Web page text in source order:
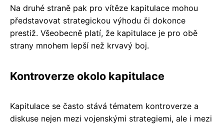
Na druhé straně pak pro vítěze kapitulace mohou
představovat strategickou výhodu či dokonce
prestiž. Všeobecně platí, že kapitulace je pro obě
strany mnohem lepší než krvavý boj.
Kontroverze okolo kapitulace
Kapitulace se často stává tématem kontroverze a
diskuse nejen mezi vojenskými strategiemi, ale i mezi